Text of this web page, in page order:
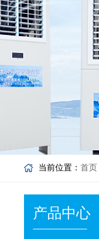
当前位置： 首页
产品中心